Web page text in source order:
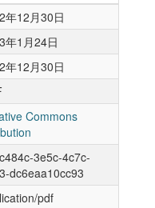
年12月30日
年1月24日
年12月30日
Commons
3e5c-4c7c-
dc6eaa10cc93
pdf